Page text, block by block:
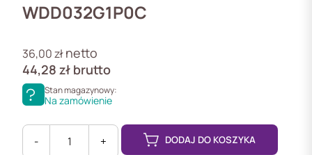
WDD032G1P0C
36,00złnetto
44,28 zł brutto
Stan magazynowy:
Na zamówienie
- + DODAJ DO KOSZYKA